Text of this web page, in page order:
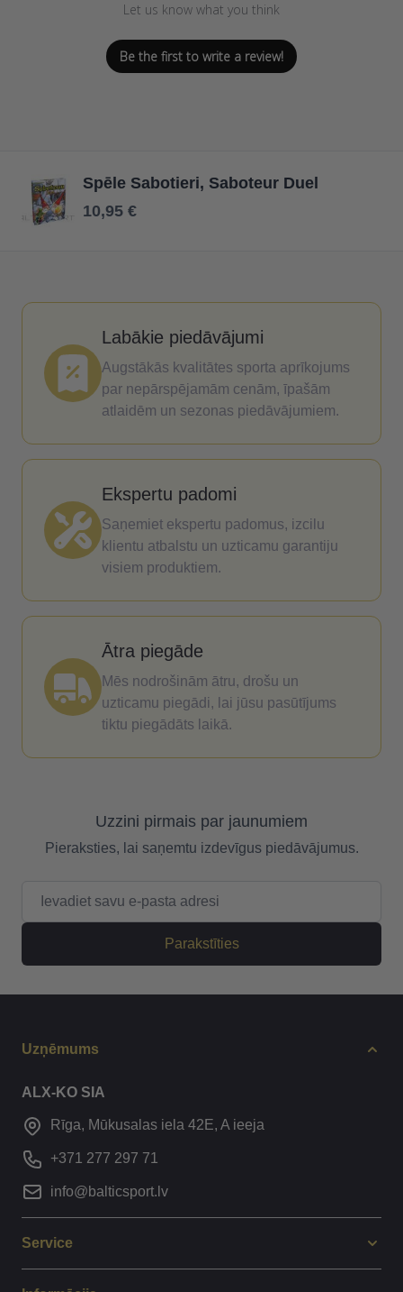
Let us know what you think
Be the first to write a review!
Spēle Sabotieri, Saboteur Duel
10,95 €
Labākie piedāvājumi
Augstākās kvalitātes sporta aprīkojums
par nepārspējamām cenām, īpašām
atlaidēm un sezonas piedāvājumiem.
Ekspertu padomi
Saņemiet ekspertu padomus, izcilu
klientu atbalstu un uzticamu garantiju
visiem produktiem.
Ātra piegāde
Mēs nodrošinām ātru, drošu un
uzticamu piegādi, lai jūsu pasūtījums
tiktu piegādāts laikā.
Uzzini pirmais par jaunumiem
Pieraksties, lai saņemtu izdevīgus piedāvājumus.
Parakstīties
Uzņēmums
ALX-KO SIA
Rīga, Mūkusalas iela 42E, A ieeja
+371 277 297 71
info@balticsport.lv
Service